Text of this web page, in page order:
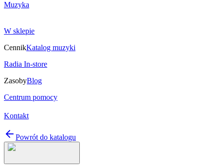
Muzyka
W sklepie
CennikKatalog muzyki
Radia In-store
ZasobyBlog
Centrum pomocy
Kontakt
Powrót do katalogu